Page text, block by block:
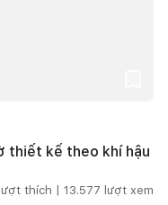
thiết kế theo khí hậu
lượt thích | 13.577 lượt xem